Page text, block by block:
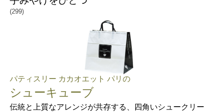
(299)
パティスリー カカオエット パリの
シューキューブ
伝統と上質なアレンジが共存する、四角いシュークリー